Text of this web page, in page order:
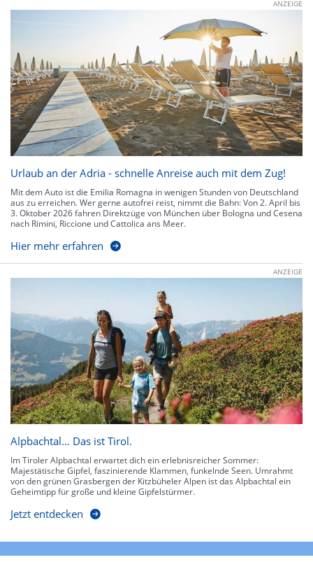
ANZEIGE
Urlaub an der Adria - schnelle Anreise auch mit dem Zug!
Mit dem Auto ist die Emilia Romagna in wenigen Stunden von Deutschland
aus zu erreichen. Wer gerne autofrei reist, nimmt die Bahn: Von 2. April bis
3. Oktober 2026 fahren Direktzüge von München über Bologna und Cesena
nach Rimini, Riccione und Cattolica ans Meer.
Hier mehr erfahren
ANZEIGE
Alpbachtal… Das ist Tirol.
Im Tiroler Alpbachtal erwartet dich ein erlebnisreicher Sommer:
Majestätische Gipfel, faszinierende Klammen, funkelnde Seen. Umrahmt
von den grünen Grasbergen der Kitzbüheler Alpen ist das Alpbachtal ein
Geheimtipp für große und kleine Gipfelstürmer.
Jetzt entdecken